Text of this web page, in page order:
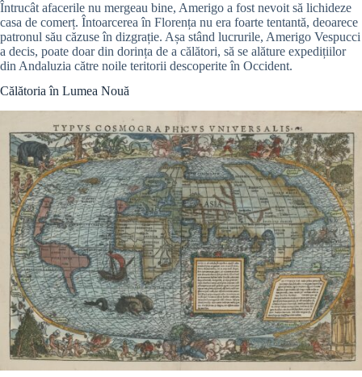
Întrucât afacerile nu mergeau bine, Amerigo a fost nevoit să lichideze
casa de comerț. Întoarcerea în Florența nu era foarte tentantă, deoarece
patronul său căzuse în dizgrație. Așa stând lucrurile, Amerigo Vespucci
a decis, poate doar din dorința de a călători, să se alăture expedițiilor
din Andaluzia către noile teritorii descoperite în Occident.
Călătoria în Lumea Nouă